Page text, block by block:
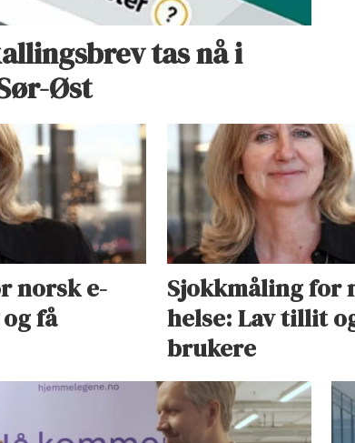
tas nå i
Øst
norsk e-
få
Sjokkmåling for
helse: Lav tillit
brukere